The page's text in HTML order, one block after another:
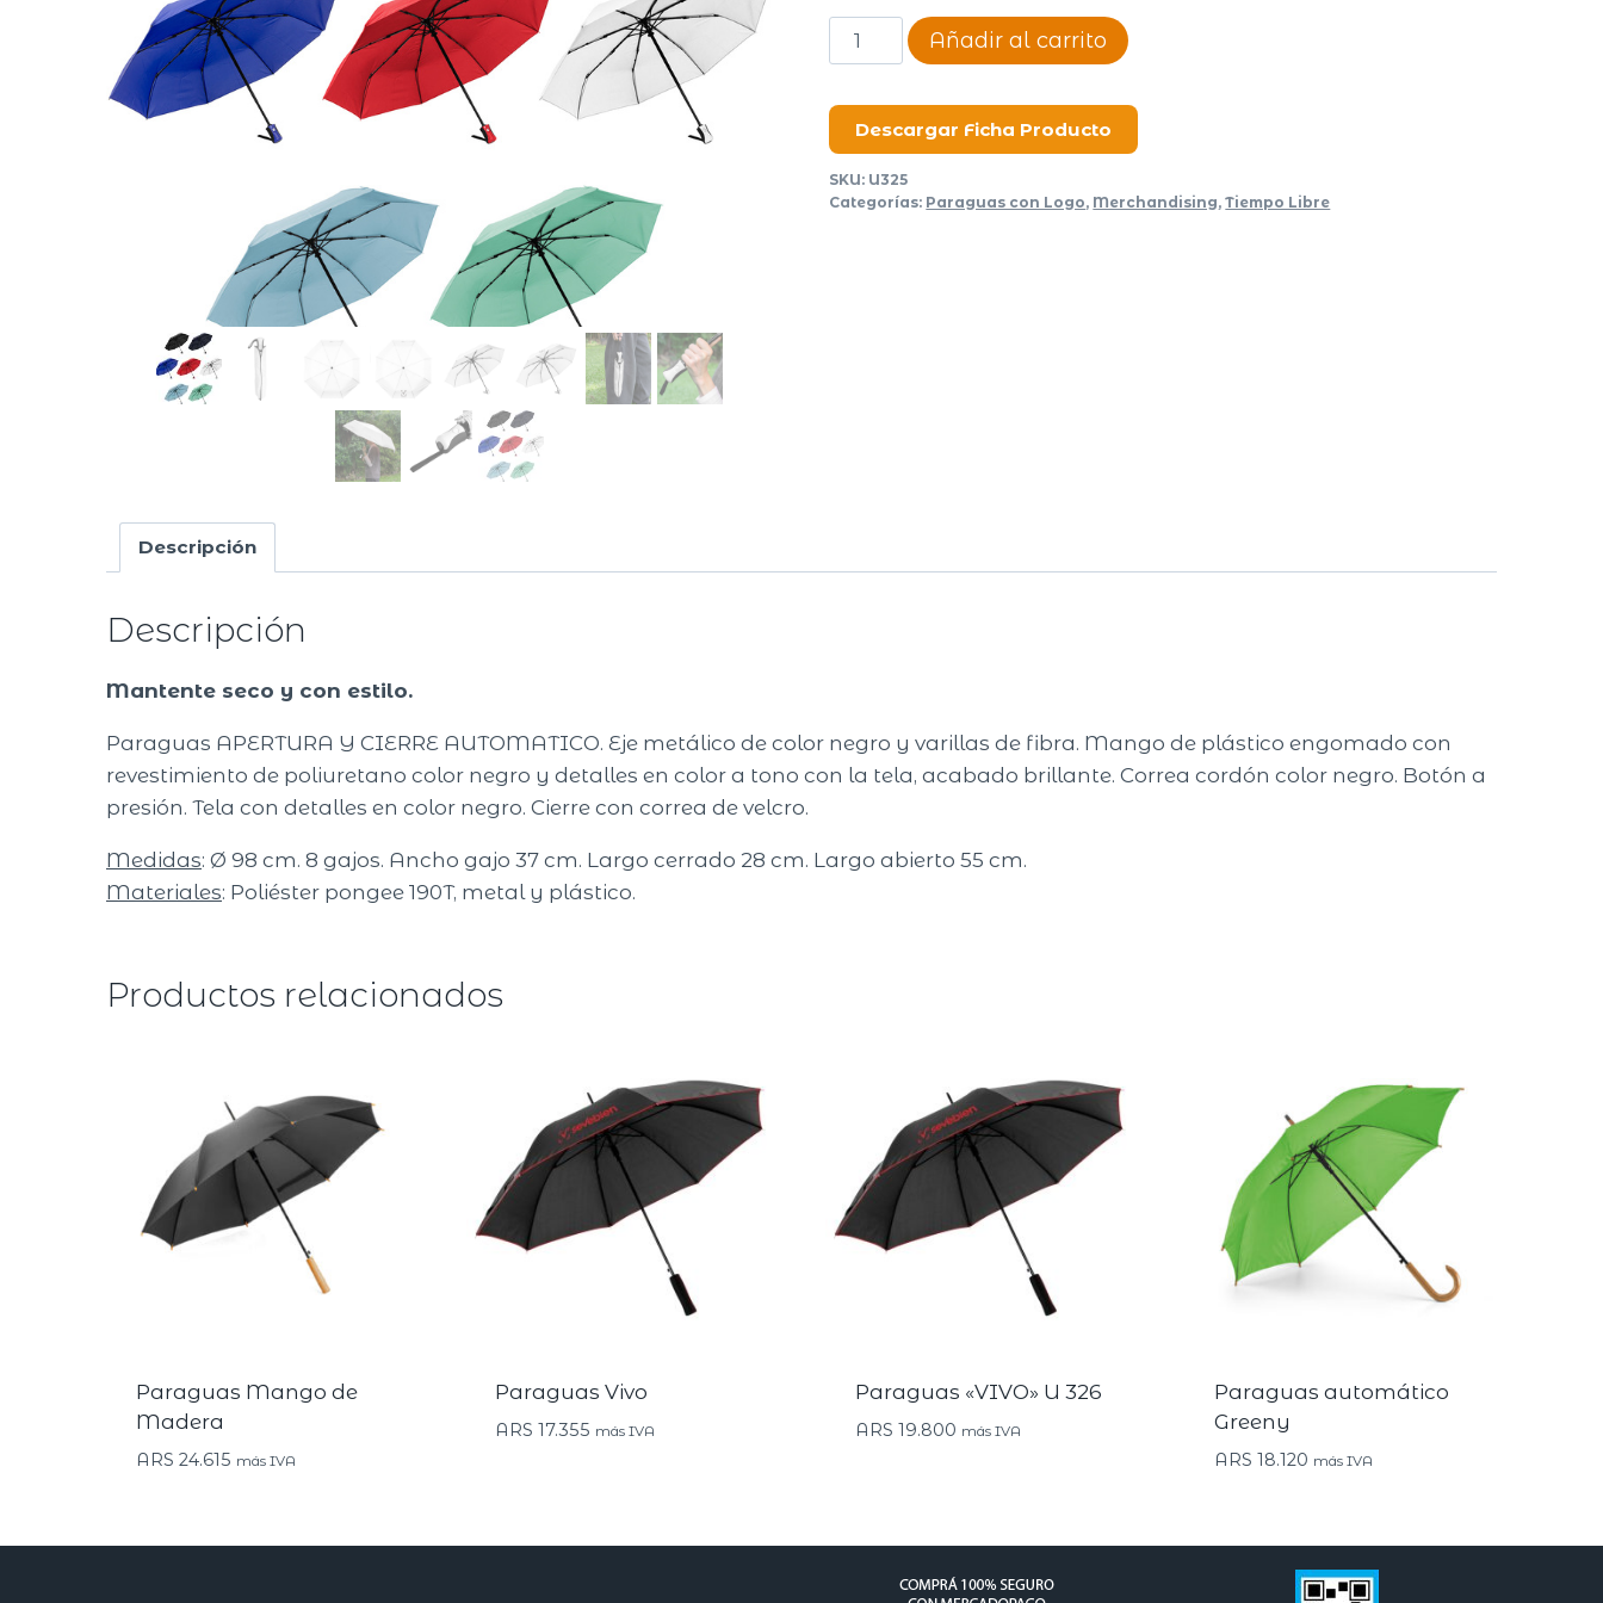
Paraguas
Robin
Añadir al carrito
Descargar Ficha Producto
SKU: U325
Categorías: Paraguas con Logo, Merchandising,Tiempo Libre
Descripción
Descripción
Mantente seco y con estilo.
Paraguas APERTURA Y CIERRE AUTOMATICO. Eje metálico de color negro y varillas de fibra. Mango de plástico engomado con
revestimiento de poliuretano color negro y detalles en color a tono con la tela, acabado brillante. Correa cordón color negro. Botón a
presión. Tela con detalles en color negro. Cierre con correa de velcro.
Medidas: Ø 98 cm. 8 gajos. Ancho gajo 37 cm. Largo cerrado 28 cm. Largo abierto 55 cm.
Materiales: Poliéster pongee 190T, metal y plástico.
Productos relacionados
Paraguas Mango de
Madera
ARS 24.615 más IVA
Paraguas Vivo
ARS 17.355 más IVA
Paraguas «VIVO» U 326
ARS 19.800 más IVA
Paraguas automático
Greeny
ARS 18.120 más IVA